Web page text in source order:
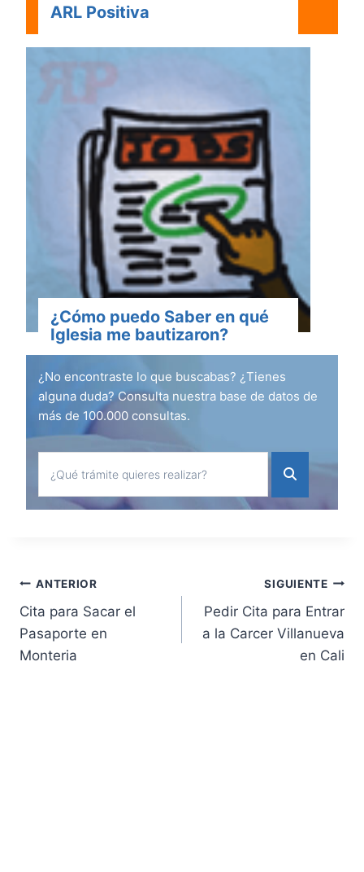
ARL Positiva
¿Cómo puedo Saber en qué
Iglesia me bautizaron?
¿No encontraste lo que buscabas? ¿Tienes
alguna duda? Consulta nuestra base de datos de
más de 100.000 consultas.
Navegación
de
entradas
ANTERIOR
Cita para Sacar el
Pasaporte en
Monteria
SIGUIENTE
Pedir Cita para Entrar
a la Carcer Villanueva
en Cali